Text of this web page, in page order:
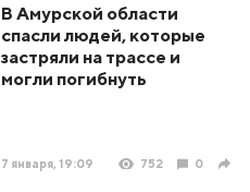
В Амурской области
спасли людей, которые
застряли на трассе и
могли погибнуть
7 января, 19:09 752 0